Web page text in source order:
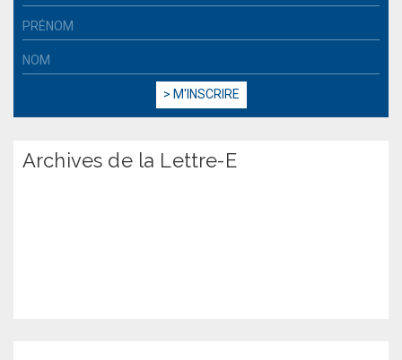
Archives de la Lettre-E